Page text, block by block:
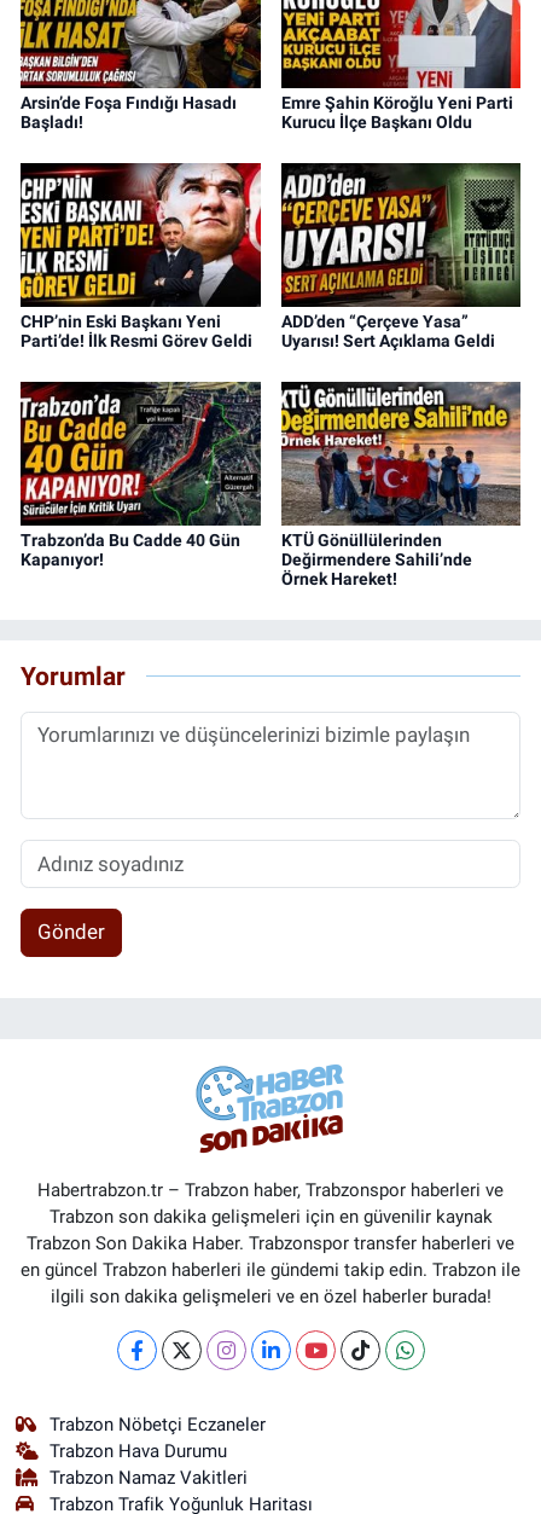
Arsin’de Foşa Fındığı Hasadı
Başladı!
Emre Şahin Köroğlu Yeni Parti
Kurucu İlçe Başkanı Oldu
CHP’nin Eski Başkanı Yeni
Parti’de! İlk Resmi Görev Geldi
ADD’den “Çerçeve Yasa”
Uyarısı! Sert Açıklama Geldi
Trabzon’da Bu Cadde 40 Gün
Kapanıyor!
KTÜ Gönüllülerinden
Değirmendere Sahili’nde
Örnek Hareket!
Yorumlar
Gönder
Habertrabzon.tr – Trabzon haber, Trabzonspor haberleri ve
Trabzon son dakika gelişmeleri için en güvenilir kaynak
Trabzon Son Dakika Haber. Trabzonspor transfer haberleri ve
en güncel Trabzon haberleri ile gündemi takip edin. Trabzon ile
ilgili son dakika gelişmeleri ve en özel haberler burada!
Trabzon Nöbetçi Eczaneler
Trabzon Hava Durumu
Trabzon Namaz Vakitleri
Trabzon Trafik Yoğunluk Haritası